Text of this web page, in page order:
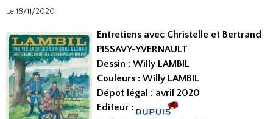
Le 18/11/2020
Entretiens avec Christelle et Bertrand
PISSAVY-YVERNAULT
Dessin : Willy LAMBIL
Couleurs : Willy LAMBIL
Dépot légal : avril 2020
Editeur :